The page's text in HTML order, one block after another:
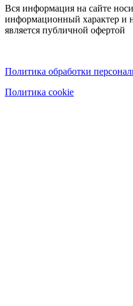
Вся информация на сайте
информационный характер и
является публичной офертой
Политика обработки
Политика cookie